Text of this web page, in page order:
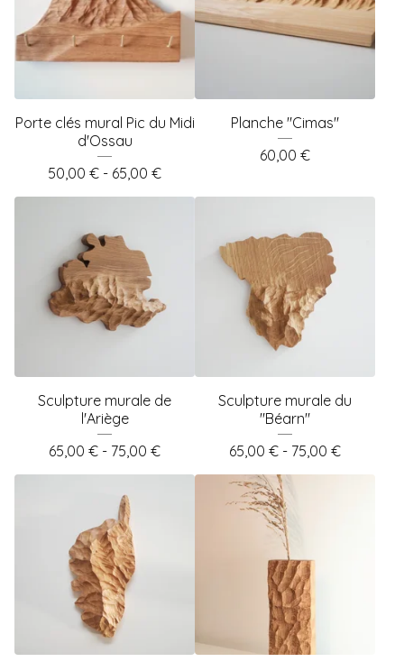
Porte clés mural Pic du Midi
d'Ossau
50,00 € - 65,00 €
Planche "Cimas"
60,00 €
Sculpture murale de
l'Ariège
65,00 € - 75,00 €
Sculpture murale du
"Béarn"
65,00 € - 75,00 €